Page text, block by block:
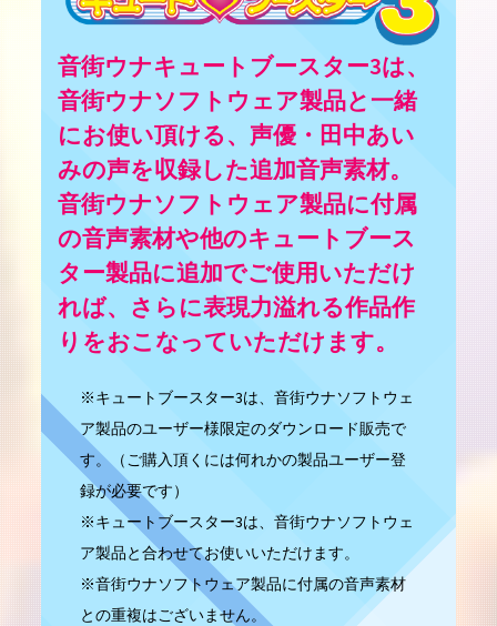
音街ウナキュートブースター3は、
音街ウナソフトウェア製品と一緒
にお使い頂ける、声優・田中あい
みの声を収録した追加音声素材。
音街ウナソフトウェア製品に付属
の音声素材や他のキュートブース
ター製品に追加でご使用いただけ
れば、さらに表現力溢れる作品作
りをおこなっていただけます。
※キュートブースター3は、音街ウナソフトウェ
ア製品のユーザー様限定のダウンロード販売で
す。（ご購入頂くには何れかの製品ユーザー登
録が必要です）
※キュートブースター3は、音街ウナソフトウェ
ア製品と合わせてお使いいただけます。
※音街ウナソフトウェア製品に付属の音声素材
との重複はございません。